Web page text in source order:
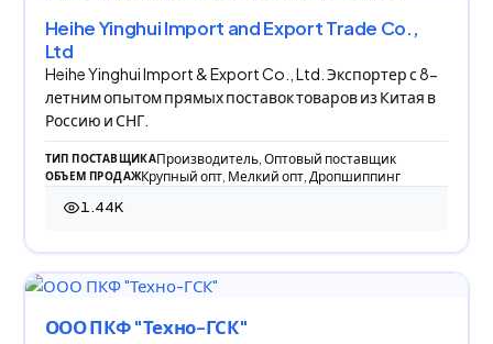
Heihe Yinghui Import and Export Trade Co.,
Ltd
Heihe Yinghui Import & Export Co., Ltd. Экспортер с 8-
летним опытом прямых поставок товаров из Китая в
Россию и СНГ.
ТИП ПОСТАВЩИКАПроизводитель, Оптовый поставщик
ОБЪЕМ ПРОДАЖКрупный опт, Мелкий опт, Дропшиппинг
1.44K
1 444 просмотра
ООО ПКФ "Техно-ГСК"